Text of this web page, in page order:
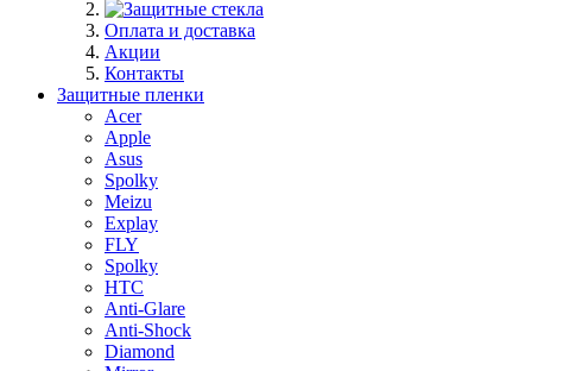
Оплата и доставка
Акции
Контакты
Защитные пленки
Acer
Apple
Asus
Spolky
Meizu
Explay
FLY
Spolky
HTC
Anti-Glare
Anti-Shock
Diamond